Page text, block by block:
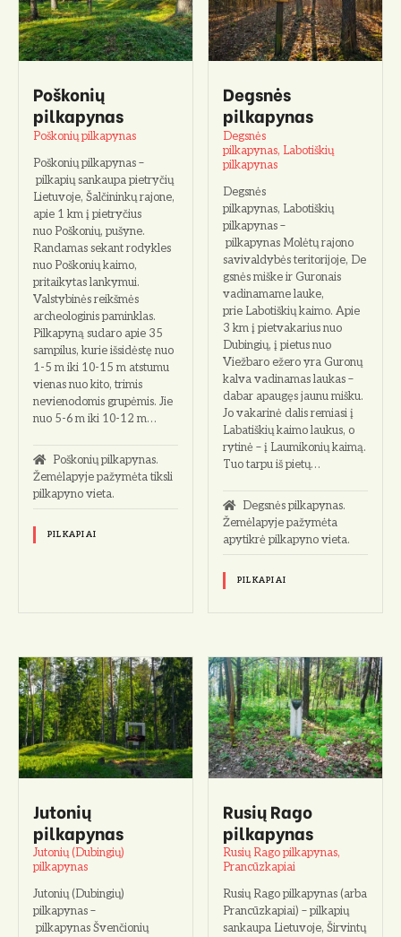
Poškonių
pilkapynas
Poškonių pilkapynas
Poškonių pilkapynas –
pilkapių sankaupa pietryčių
Lietuvoje, Šalčininkų rajone,
apie 1 km į pietryčius
nuo Poškonių, pušyne.
Randamas sekant rodykles
nuo Poškonių kaimo,
pritaikytas lankymui.
Valstybinės reikšmės
archeologinis paminklas.
Pilkapyną sudaro apie 35
sampilus, kurie išsidėstę nuo
1-5 m iki 10-15 m atstumu
vienas nuo kito, trimis
nevienodomis grupėmis. Jie
nuo 5-6 m iki 10-12 m…
Poškonių pilkapynas.
Žemėlapyje pažymėta tiksli
pilkapyno vieta.
PILKAPIAI
Degsnės
pilkapynas
Degsnės
pilkapynas, Labotiškių
pilkapynas
Degsnės
pilkapynas, Labotiškių
pilkapynas –
pilkapynas Molėtų rajono
savivaldybės teritorijoje, De
gsnės miške ir Guronais
vadinamame lauke,
prie Labotiškių kaimo. Apie
3 km į pietvakarius nuo
Dubingių, į pietus nuo
Viežbaro ežero yra Guronų
kalva vadinamas laukas –
dabar apaugęs jaunu mišku.
Jo vakarinė dalis remiasi į
Labatiškių kaimo laukus, o
rytinė – į Laumikonių kaimą.
Tuo tarpu iš pietų…
Degsnės pilkapynas.
Žemėlapyje pažymėta
apytikrė pilkapyno vieta.
PILKAPIAI
Jutonių
pilkapynas
Jutonių (Dubingių)
pilkapynas
Jutonių (Dubingių)
pilkapynas –
pilkapynas Švenčionių
Rusių Rago
pilkapynas
Rusių Rago pilkapynas,
Prancūzkapiai
Rusių Rago pilkapynas (arba
Prancūzkapiai) – pilkapių
sankaupa Lietuvoje, Širvintų